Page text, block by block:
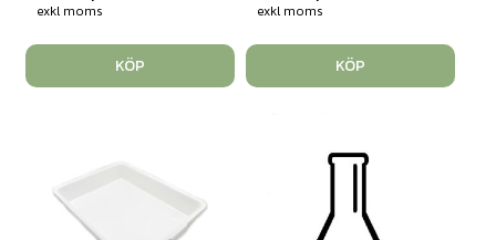
exkl moms
KÖP
exkl moms
KÖP